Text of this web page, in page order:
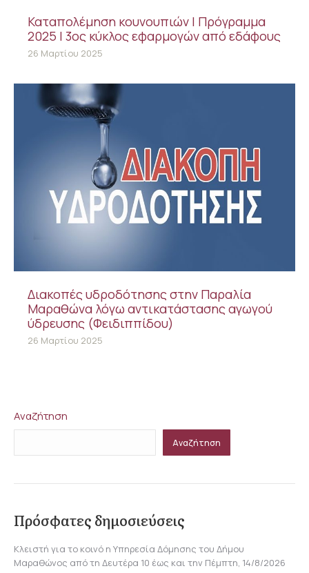
Καταπολέμηση κουνουπιών | Πρόγραμμα
2025 | 3ος κύκλος εφαρμογών από εδάφους
26 Μαρτίου 2025
Διακοπές υδροδότησης στην Παραλία
Μαραθώνα λόγω αντικατάστασης αγωγού
ύδρευσης (Φειδιππίδου)
26 Μαρτίου 2025
Αναζήτηση
Αναζήτηση
Πρόσφατες δημοσιεύσεις
Κλειστή για το κοινό η Υπηρεσία Δόμησης του Δήμου
Μαραθώνος από τη Δευτέρα 10 έως και την Πέμπτη, 14/8/2026